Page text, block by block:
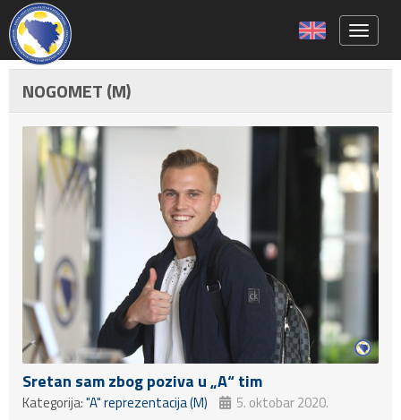
NOGOMET (M)
Sretan sam zbog poziva u „A“ tim
Kategorija:"A" reprezentacija (M)
5. oktobar 2020.